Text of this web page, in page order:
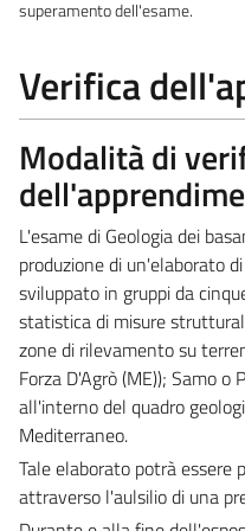
superamento dell'esame.
Verifica
Modalità di
L'esame di Geologia dei
produzione di un'elaborato
sviluppato in gruppi da
statistica di misure
zone di rilevamento su
Forza D'Agrò (ME)); Samo
all'interno del quadro
Mediterraneo.
Tale elaborato potrà essere
attraverso l'aulsilio di una